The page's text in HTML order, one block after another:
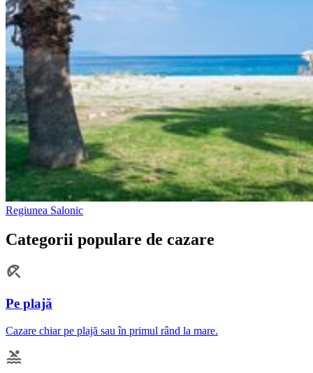
Regiunea Salonic
Categorii populare de cazare
Pe plajă
Cazare chiar pe plajă sau în primul rând la mare.